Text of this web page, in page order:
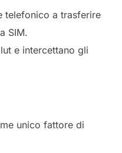
telefonico a trasferire
SIM.
e intercettano gli
unico fattore di